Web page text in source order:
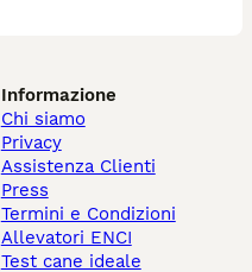
Informazione
Chi siamo
Privacy
Assistenza Clienti
Press
Termini e Condizioni
Allevatori ENCI
Test cane ideale